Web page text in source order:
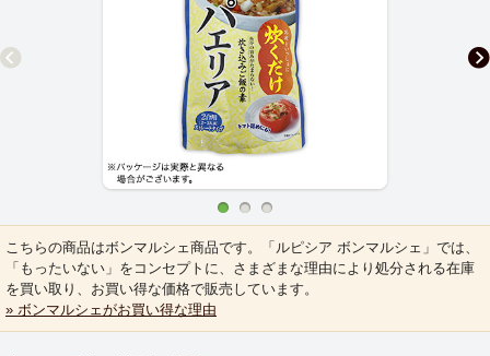
こちらの商品はボンマルシェ商品です。「ルピシア ボンマルシェ」では、
「もったいない」をコンセプトに、さまざまな理由により処分される在庫
を買い取り、お買い得な価格で販売しています。
» ボンマルシェがお買い得な理由